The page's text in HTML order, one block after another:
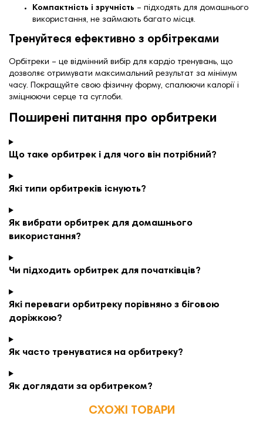
Компактність і зручність – підходять для домашнього
використання, не займають багато місця.
Тренуйтеся ефективно з орбітреками
Орбітреки – це відмінний вибір для кардіо тренувань, що
дозволяє отримувати максимальний результат за мінімум
часу. Покращуйте свою фізичну форму, спалюючи калорії і
зміцнюючи серце та суглоби.
Поширені питання про орбитреки
Що таке орбитрек і для чого він потрібний?
Які типи орбитреків існують?
Як вибрати орбитрек для домашнього
використання?
Чи підходить орбитрек для початківців?
Які переваги орбитреку порівняно з біговою
доріжкою?
Як часто тренуватися на орбитреку?
Як доглядати за орбитреком?
СХОЖІ ТОВАРИ